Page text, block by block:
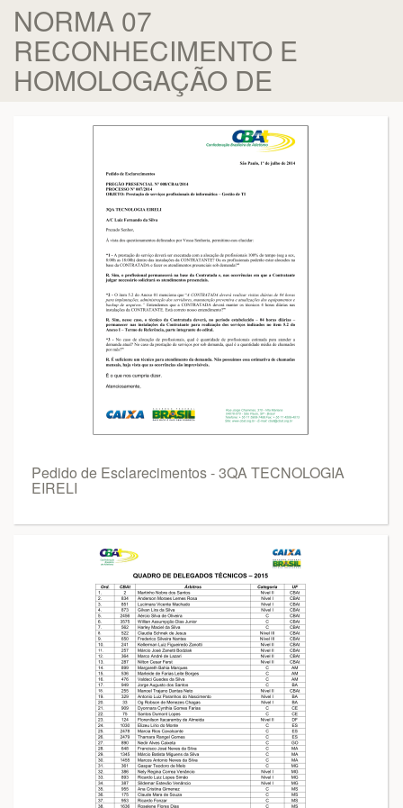
NORMA 07
RECONHECIMENTO E
HOMOLOGAÇÃO DE
Pedido de Esclarecimentos - 3QA TECNOLOGIA
EIRELI